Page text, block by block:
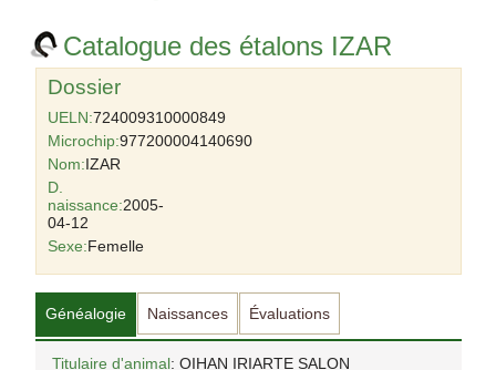
Catalogue des étalons IZAR
Dossier
UELN:724009310000849
Microchip:977200004140690
Nom:IZAR
D.
naissance:2005-
04-12
Sexe:Femelle
Généalogie Naissances Évaluations
Titulaire d'animal: OIHAN IRIARTE SALON